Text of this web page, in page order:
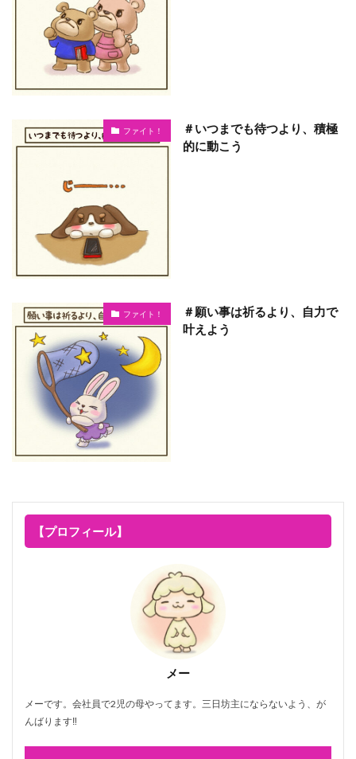
ファイト！
＃いつまでも待つより、積極
的に動こう
ファイト！
＃願い事は祈るより、自力で
叶えよう
【プロフィール】
メー
メーです。会社員で2児の母やってます。三日坊主にならないよう、が
んばります‼